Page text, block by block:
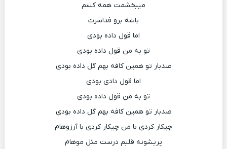
ﻣﻴﺒﺨﺸﻤﺖ ﻫﻤﻪ ﻛﺴﻢ
ﺑﺎﺷﻪ ﺑﺮو ﻓﺪاﺳﺮت
اﻣﺎ ﻗﻮل داده ﺑﻮدی
ﺗﻮ ﺑﻪ ﻣﻦ ﻗﻮل داده ﺑﻮدی
ﺻﺪﺑﺎر ﺗﻮ ﻫﻤﻴﻦ ﻛﺎﻓﻪ ﺑﻬﻢ ﮔﻞ داده ﺑﻮدی
اﻣﺎ ﻗﻮل دادی ﺑﻮدی
ﺗﻮ ﺑﻪ ﻣﻦ ﻗﻮل داده ﺑﻮدی
ﺻﺪﺑﺎر ﺗﻮ ﻫﻤﻴﻦ ﻛﺎﻓﻪ ﺑﻬﻢ ﮔﻞ داده ﺑﻮدی
ﭼﻴﻜﺎر ﻛﺮدی ﺑﺎ ﻣﻦ ﭼﻴﻜﺎر ﻛﺮدی ﺑﺎ آرزوﻫﺎم
ﭘﺮﻳﺸﻮﻧﻪ ﻗﻠﺒﻢ درﺳﺖ ﻣﺜﻞ ﻣﻮﻫﺎم